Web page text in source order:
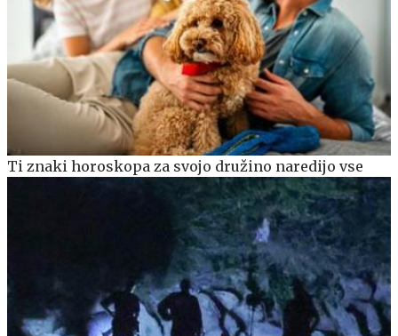
Ti znaki horoskopa za svojo družino naredijo vse